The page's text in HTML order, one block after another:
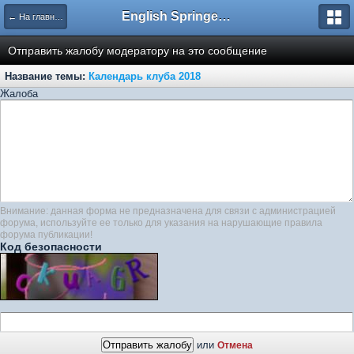
← На главную English Springer Spaniel Club
Отправить жалобу модератору на это сообщение
Название темы: Календарь клуба 2018
Жалоба
Внимание: данная форма не предназначена для связи с администрацией
форума, используйте ее только для указания на нарушающие правила
форума публикации!
Код безопасности
или Отмена